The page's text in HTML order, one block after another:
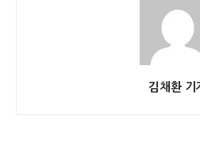
김채환 기